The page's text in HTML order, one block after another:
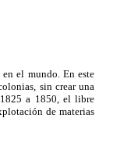
el mundo. En este
sin crear una
1825 a 1850, el libre
de materias